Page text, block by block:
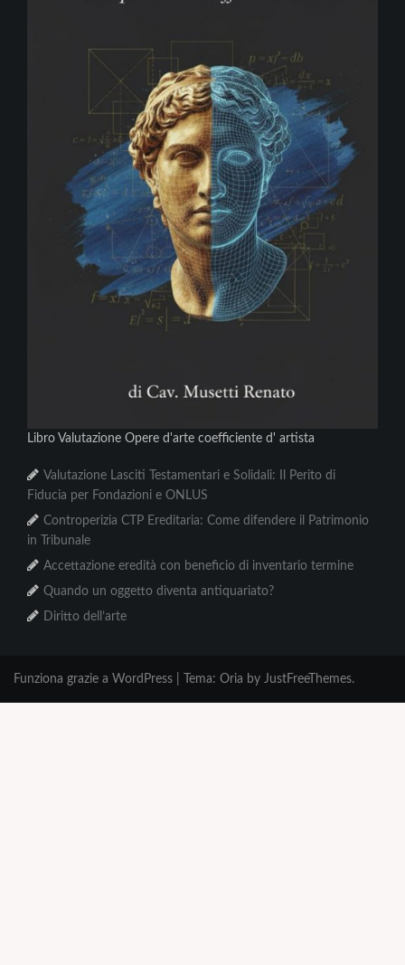
Libro Valutazione Opere d'arte coefficiente d' artista
Valutazione Lasciti Testamentari e Solidali: Il Perito di
Fiducia per Fondazioni e ONLUS
Controperizia CTP Ereditaria: Come difendere il Patrimonio
in Tribunale
Accettazione eredità con beneficio di inventario termine
Quando un oggetto diventa antiquariato?
Diritto dell’arte
Funziona grazie a WordPress Tema: Oria by JustFreeThemes.